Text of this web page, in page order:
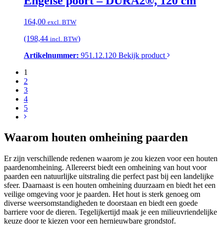
164,00 excl. BTW
(198,44 incl. BTW)
Artikelnummer: 951.12.120 Bekijk product
1
2
3
4
5
Waarom houten omheining paarden
Er zijn verschillende redenen waarom je zou kiezen voor een houten
paardenomheining. Allereerst biedt een omheining van hout voor
paarden een natuurlijke uitstraling die perfect past bij een landelijke
sfeer. Daarnaast is een houten omheining duurzaam en biedt het een
veilige omgeving voor je paarden. Het hout is sterk genoeg om
diverse weersomstandigheden te doorstaan en biedt een goede
barriere voor de dieren. Tegelijkertijd maak je een milieuvriendelijke
keuze door te kiezen voor een hernieuwbare grondstof.